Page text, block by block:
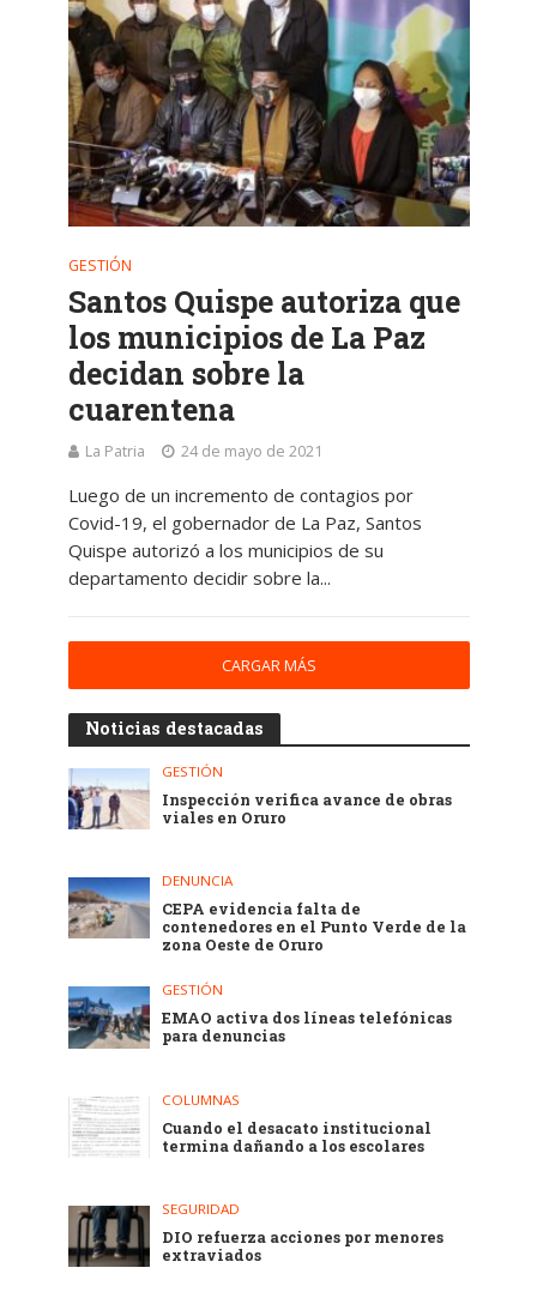
GESTIÓN
Santos Quispe autoriza que
los municipios de La Paz
decidan sobre la
cuarentena
La Patria 24 de mayo de 2021
Luego de un incremento de contagios por
Covid-19, el gobernador de La Paz, Santos
Quispe autorizó a los municipios de su
departamento decidir sobre la...
CARGAR MÁS
Noticias destacadas
GESTIÓN
Inspección verifica avance de obras
viales en Oruro
DENUNCIA
CEPA evidencia falta de
contenedores en el Punto Verde de la
zona Oeste de Oruro
GESTIÓN
EMAO activa dos líneas telefónicas
para denuncias
COLUMNAS
Cuando el desacato institucional
termina dañando a los escolares
SEGURIDAD
DIO refuerza acciones por menores
extraviados